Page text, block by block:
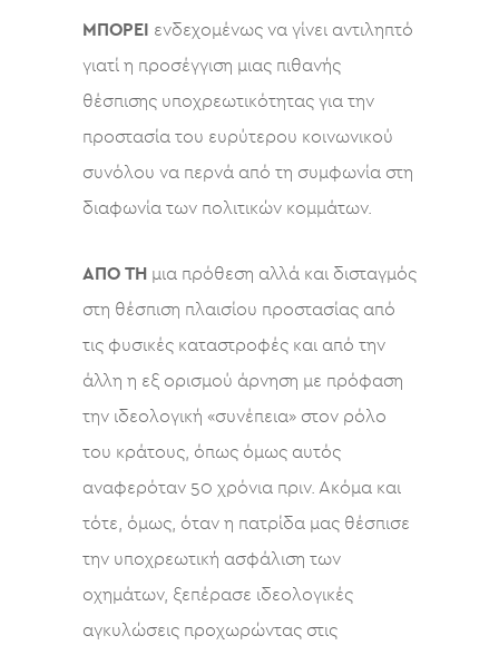
ΜΠΟΡΕΙ ενδεχομένως να γίνει αντιληπτό
γιατί η προσέγγιση μιας πιθανής
θέσπισης υποχρεωτικότητας για την
προστασία του ευρύτερου κοινωνικού
συνόλου να περνά από τη συμφωνία στη
διαφωνία των πολιτικών κομμάτων.
ΑΠΟ ΤΗ μια πρόθεση αλλά και δισταγμός
στη θέσπιση πλαισίου προστασίας από
τις φυσικές καταστροφές και από την
άλλη η εξ ορισμού άρνηση με πρόφαση
την ιδεολογική «συνέπεια» στον ρόλο
του κράτους, όπως όμως αυτός
αναφερόταν 50 χρόνια πριν. Ακόμα και
τότε, όμως, όταν η πατρίδα μας θέσπισε
την υποχρεωτική ασφάλιση των
οχημάτων, ξεπέρασε ιδεολογικές
αγκυλώσεις προχωρώντας στις